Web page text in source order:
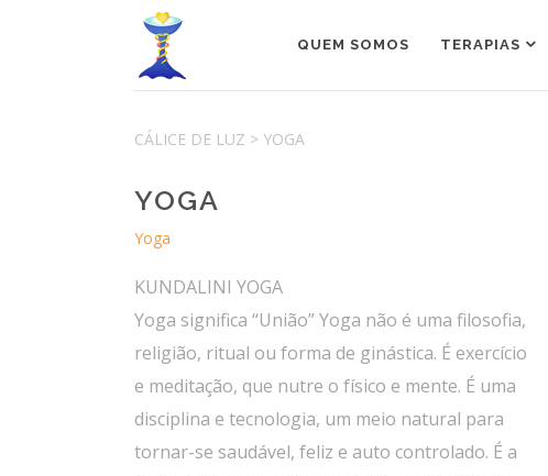
QUEM SOMOS TERAPIAS
CÁLICE DE LUZ > YOGA
YOGA
Yoga
KUNDALINI YOGA
Yoga significa “União” Yoga não é uma filosofia,
religião, ritual ou forma de ginástica. É exercício
e meditação, que nutre o físico e mente. É uma
disciplina e tecnologia, um meio natural para
tornar-se saudável, feliz e auto controlado. É a